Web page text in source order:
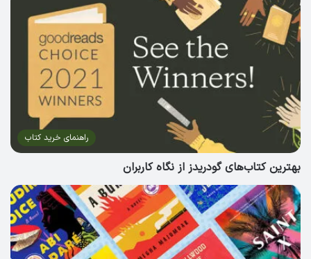
راهنمای خرید کتاب
بهترین کتاب‌های گودریدز از نگاه کاربران